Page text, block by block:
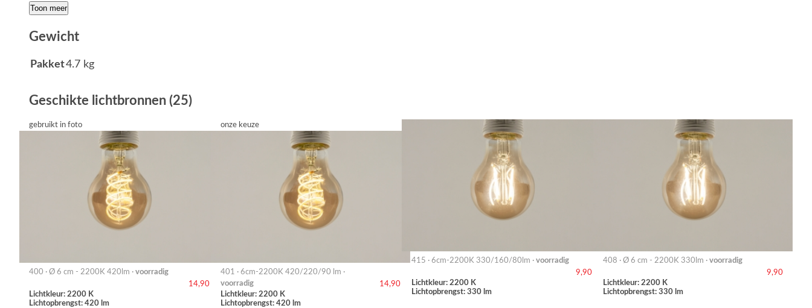
Toon meer
Gewicht
Pakket4.7 kg
Geschikte lichtbronnen (25)
gebruikt in foto
400 · Ø 6 cm - 2200K 420lm · voorradig
14,90
Lichtkleur: 2200 K
Lichtopbrengst: 420 lm
onze keuze
401 · 6cm-2200K 420/220/90 lm ·
voorradig
14,90
Lichtkleur: 2200 K
Lichtopbrengst: 420 lm
415 · 6cm-2200K 330/160/80lm · voorradig
9,90
Lichtkleur: 2200 K
Lichtopbrengst: 330 lm
408 · Ø 6 cm - 2200K 330lm · voorradig
9,90
Lichtkleur: 2200 K
Lichtopbrengst: 330 lm